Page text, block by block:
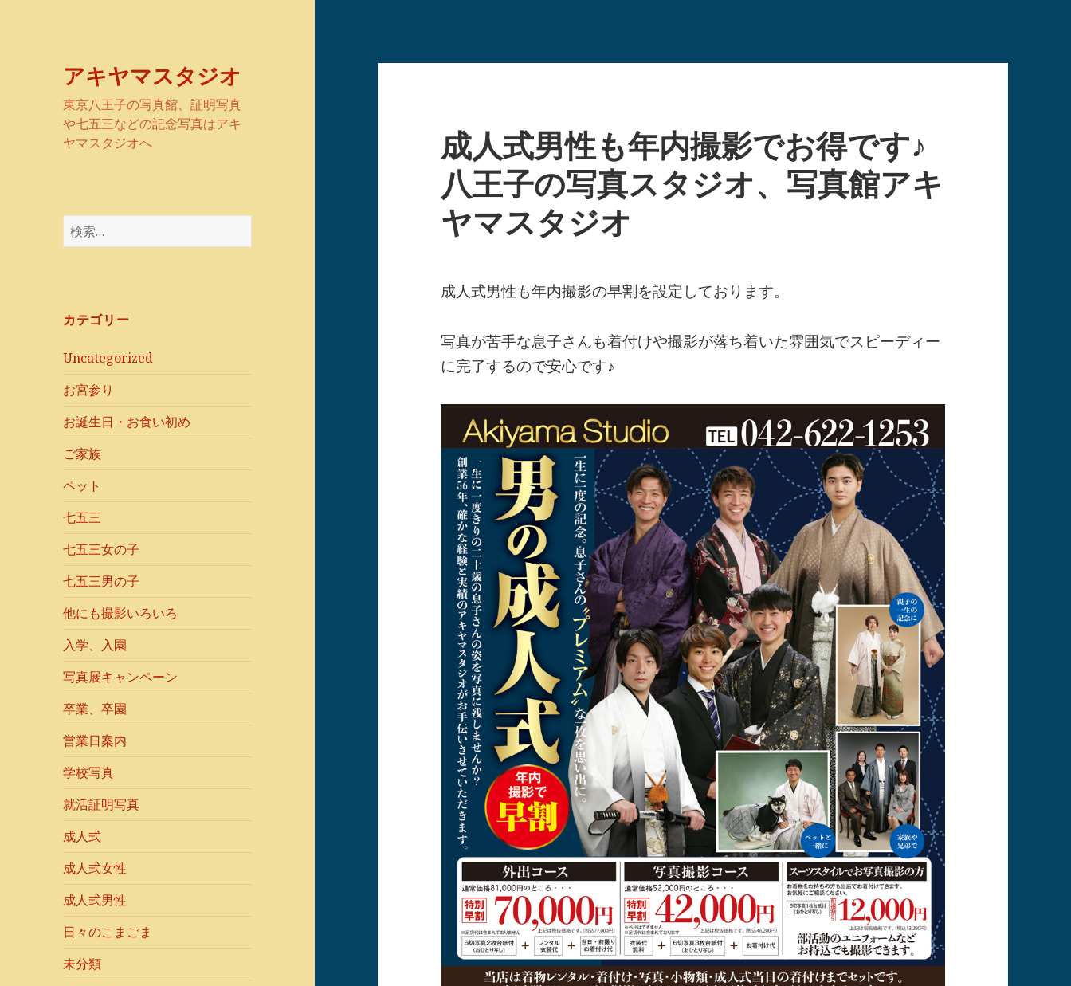
アキヤマスタジオ
東京八王子の写真館、証明写真
や七五三などの記念写真はアキ
ヤマスタジオへ
検
索:
カテゴリー
Uncategorized
お宮参り
お誕生日・お食い初め
ご家族
ペット
七五三
七五三女の子
七五三男の子
他にも撮影いろいろ
入学、入園
写真展キャンペーン
卒業、卒園
営業日案内
学校写真
就活証明写真
成人式
成人式女性
成人式男性
日々のこまごま
未分類
成人式男性も年内撮影でお得です♪
八王子の写真スタジオ、写真館アキ
ヤマスタジオ
成人式男性も年内撮影の早割を設定しております。
写真が苦手な息子さんも着付けや撮影が落ち着いた雰囲気でスピーディー
に完了するので安心です♪